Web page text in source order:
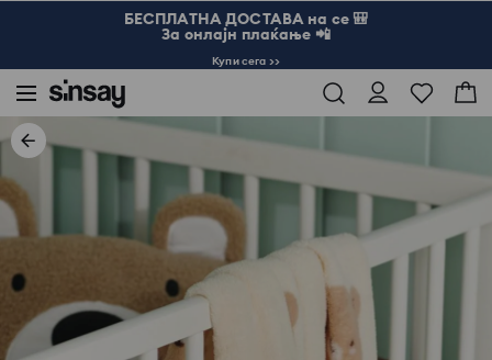
БЕСПЛАТНА ДОСТАВА на се 🎒
За онлајн плаќање 📲
Купи сега >>